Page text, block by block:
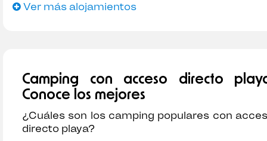
Ver más alojamientos
Camping con acceso directo
Conoce los mejores
¿Cuáles son los camping populares con
directo playa?